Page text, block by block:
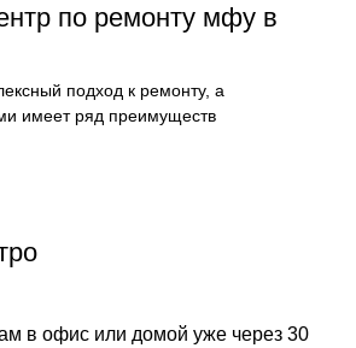
по ремонту мфу в
подход к ремонту, а
имеет ряд преимуществ
в офис или домой уже через 30